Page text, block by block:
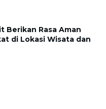
Berikan Rasa Aman
di Lokasi Wisata dan